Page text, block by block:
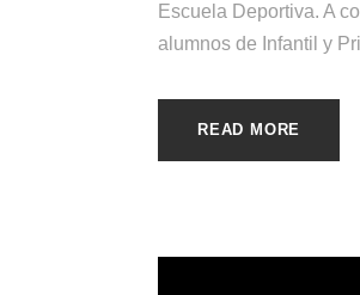
Escuela Deportiva. A
alumnos de Infantil y
READ MORE